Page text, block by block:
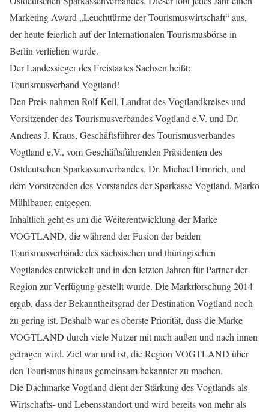
Marketing Award „Leuchttürme der Tourismuswirtschaft“ aus,
der heute feierlich auf der Internationalen Tourismusbörse in
Berlin verliehen wurde.
Der Landessieger des Freistaates Sachsen heißt:
Tourismusverband Vogtland!
Den Preis nahmen Rolf Keil, Landrat des Vogtlandkreises und
Vorsitzender des Tourismusverbandes Vogtland e.V. und Dr.
Andreas J. Kraus, Geschäftsführer des Tourismusverbandes
Vogtland e.V., vom Geschäftsführenden Präsidenten des
Ostdeutschen Sparkassenverbandes, Dr. Michael Ermrich, und
dem Vorsitzenden des Vorstandes der Sparkasse Vogtland, Marko
Mühlbauer, entgegen.
Inhaltlich geht es um die Weiterentwicklung der Marke
VOGTLAND, die während der Fusion der beiden
Tourismusverbände des sächsischen und thüringischen
Vogtlandes entwickelt und in den letzten Jahren für Partner der
Region zur Verfügung gestellt wurde. Die Marktforschung 2014
ergab, dass der Bekanntheitsgrad der Destination Vogtland noch
zu gering ist. Deshalb war es oberste Priorität, dass die Marke
VOGTLAND durch viele Nutzer mit nach außen und nach innen
getragen wird. Ziel war und ist, die Region VOGTLAND über
den Tourismus hinaus gemeinsam bekannter zu machen.
Die Dachmarke Vogtland dient der Stärkung des Vogtlands als
Wirtschafts- und Lebensstandort und wird bereits von mehr als